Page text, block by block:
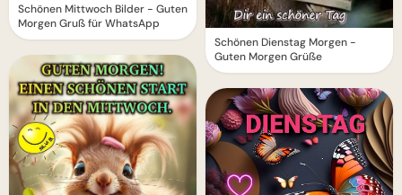
Schönen Mittwoch Bilder - Guten
Morgen Gruß für WhatsApp
Schönen Dienstag Morgen -
Guten Morgen Grüße